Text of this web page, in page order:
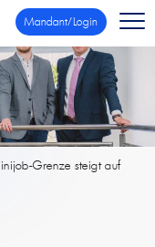
Mandant/Login
Grenze steigt auf